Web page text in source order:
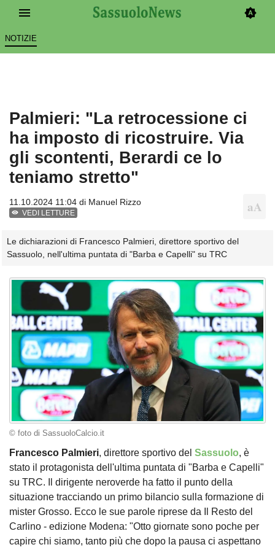
NOTIZIE
Palmieri: "La retrocessione ci
ha imposto di ricostruire. Via
gli scontenti, Berardi ce lo
teniamo stretto"
11.10.2024 11:04 di Manuel Rizzo
VEDI LETTURE
Le dichiarazioni di Francesco Palmieri, direttore sportivo del
Sassuolo, nell'ultima puntata di "Barba e Capelli" su TRC
© foto di SassuoloCalcio.it
Francesco Palmieri, direttore sportivo del Sassuolo, è
stato il protagonista dell'ultima puntata di "Barba e Capelli"
su TRC. Il dirigente neroverde ha fatto il punto della
situazione tracciando un primo bilancio sulla formazione di
mister Grosso. Ecco le sue parole riprese da Il Resto del
Carlino - edizione Modena: "Otto giornate sono poche per
capire chi siamo, tanto più che dopo la pausa ci aspettano